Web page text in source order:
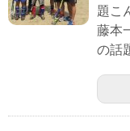
題こ
藤本
の話